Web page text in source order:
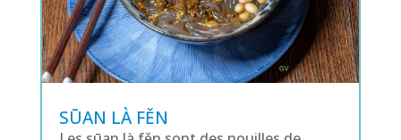
SŪAN LÀ FĚN